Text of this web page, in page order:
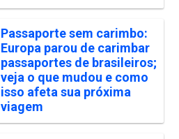
Passaporte sem carimbo:
Europa parou de carimbar
passaportes de brasileiros;
veja o que mudou e como
isso afeta sua próxima
viagem